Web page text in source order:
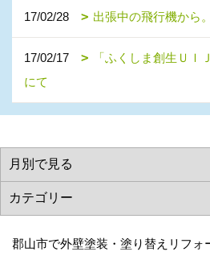
17/02/28 出張中の飛行機から。
17/02/17
「ふくしま創生ＵＩ
にて
郡山市で外壁塗装・塗り替えリフォ